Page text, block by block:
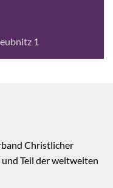
1
Christlicher
Teil der weltweiten